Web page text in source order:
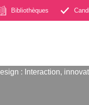
Bibliothèques
: Interaction,